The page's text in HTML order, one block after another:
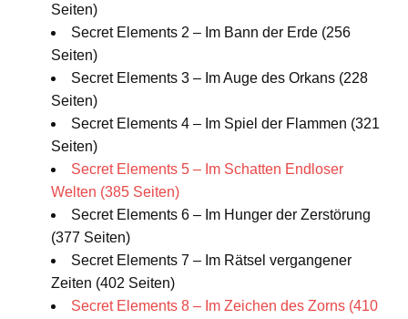
Seiten)
Secret Elements 2 – Im Bann der Erde (256
Seiten)
Secret Elements 3 – Im Auge des Orkans (228
Seiten)
Secret Elements 4 – Im Spiel der Flammen (321
Seiten)
Secret Elements 5 – Im Schatten Endloser
Welten (385 Seiten)
Secret Elements 6 – Im Hunger der Zerstörung
(377 Seiten)
Secret Elements 7 – Im Rätsel vergangener
Zeiten (402 Seiten)
Secret Elements 8 – Im Zeichen des Zorns (410